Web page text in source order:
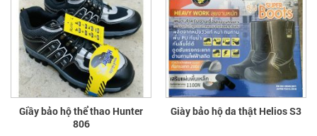
Giầy bảo hộ thể thao Hunter
806
Giày bảo hộ da thật Helios S3